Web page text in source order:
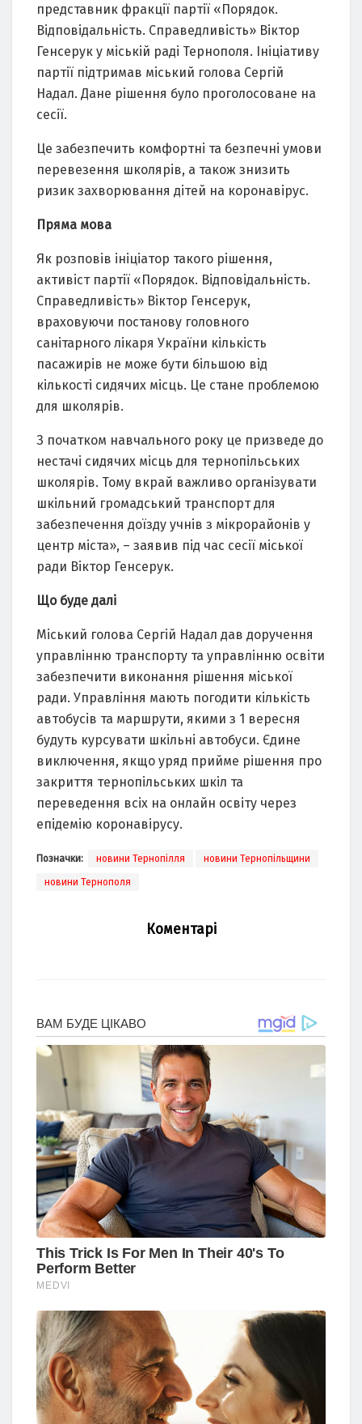
представник фракції партії «Порядок.
Відповідальність. Справедливість» Віктор
Генсерук у міській раді Тернополя. Ініціативу
партії підтримав міський голова Сергій
Надал. Дане рішення було проголосоване на
сесії.
Це забезпечить комфортні та безпечні умови
перевезення школярів, а також знизить
ризик захворювання дітей на коронавірус.
Пряма мова
Як розповів ініціатор такого рішення,
активіст партії «Порядок. Відповідальність.
Справедливість» Віктор Генсерук,
враховуючи постанову головного
санітарного лікаря України кількість
пасажирів не може бути більшою від
кількості сидячих місць. Це стане проблемою
для школярів.
З початком навчального року це призведе до
нестачі сидячих місць для тернопільських
школярів. Тому вкрай важливо організувати
шкільний громадський транспорт для
забезпечення доїзду учнів з мікрорайонів у
центр міста», – заявив під час сесії міської
ради Віктор Генсерук.
Що буде далі
Міський голова Сергій Надал дав доручення
управлінню транспорту та управлінню освіти
забезпечити виконання рішення міської
ради. Управління мають погодити кількість
автобусів та маршрути, якими з 1 вересня
будуть курсувати шкільні автобуси. Єдине
виключення, якщо уряд прийме рішення про
закриття тернопільських шкіл та
переведення всіх на онлайн освіту через
епідемію коронавірусу.
Позначки: новини Тернопілля новини Тернопільщини
новини Тернополя
Коментарі